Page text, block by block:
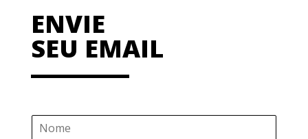
ENVIE
SEU EMAIL
N